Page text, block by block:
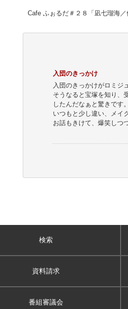
Cafe ふぉるだ＃２８「凪七瑠海／
入団のきっかけ
入団のきっかけがロミジ
そうなると宝塚を知り、
したんだなぁと驚きです。
いつもと少し違い、メイ
お話もきけて、爆笑しつ
検索
資料請求
番組審議会